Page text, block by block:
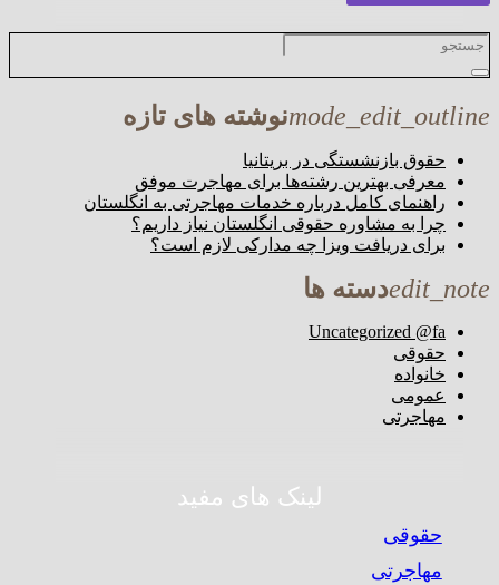
mode_edit_outlineنوشته های تازه
حقوق بازنشستگی در بریتانیا
معرفی بهترین رشته‌ها برای مهاجرت موفق
راهنمای کامل درباره خدمات مهاجرتی به انگلستان
چرا به مشاوره حقوقی انگلستان نیاز داریم؟
برای دریافت ویزا چه مدارکی لازم است؟
edit_noteدسته ها
Uncategorized @fa
حقوقی
خانواده
عمومی
مهاجرتی
لینک های مفید
حقوقی
مهاجرتی